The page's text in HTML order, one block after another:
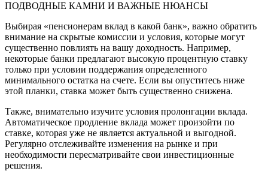
ПОДВОДНЫЕ КАМНИ И ВАЖНЫЕ НЮАНСЫ
Выбирая «пенсионерам вклад в какой банк», важно обратить
внимание на скрытые комиссии и условия, которые могут
существенно повлиять на вашу доходность. Например,
некоторые банки предлагают высокую процентную ставку
только при условии поддержания определенного
минимального остатка на счете. Если вы опуститесь ниже
этой планки, ставка может быть существенно снижена.
Также, внимательно изучите условия пролонгации вклада.
Автоматическое продление вклада может произойти по
ставке, которая уже не является актуальной и выгодной.
Регулярно отслеживайте изменения на рынке и при
необходимости пересматривайте свои инвестиционные
решения.